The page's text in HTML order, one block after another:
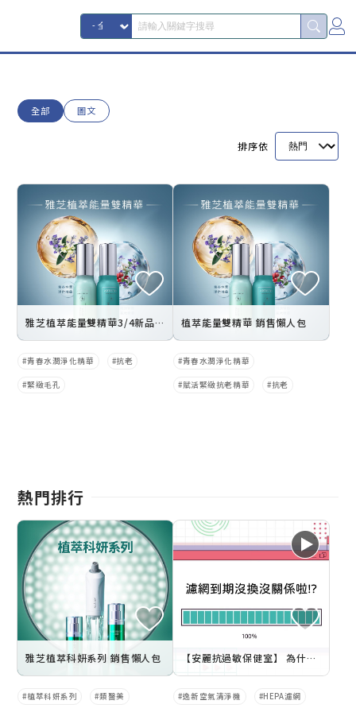
全部 圖文
排序依
雅芝植萃能量雙精華3/4新品登場
青春水潤淨化精華 抗老
緊緻毛孔
植萃能量雙精華 銷售懶人包
青春水潤淨化精華
賦活緊緻抗老精華 抗老
熱門排行
雅芝植萃科妍系列 銷售懶人包
植萃科妍系列 類醫美
【安麗抗過敏保健室】 為什濾網要定期清潔、更換及使用原廠耗材的重要性 –台北醫學大學教授來解答
逸新空氣清淨機 HEPA濾網